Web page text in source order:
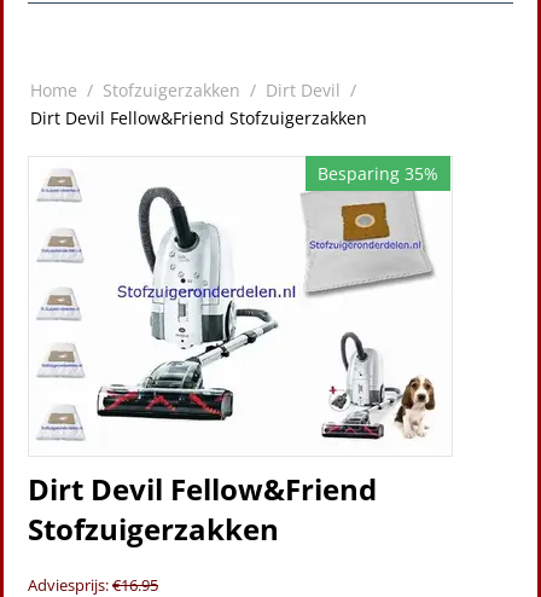
Home / Stofzuigerzakken / Dirt Devil /
Dirt Devil Fellow&Friend Stofzuigerzakken
Besparing 35%
Dirt Devil Fellow&Friend
Stofzuigerzakken
Adviesprijs:€16.95